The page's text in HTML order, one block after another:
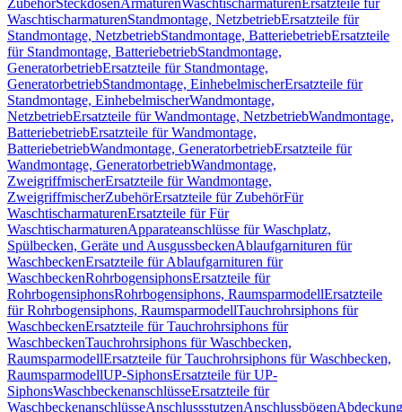
ZubehörSteckdosenArmaturenWaschtischarmaturen Ersatzteile für
WaschtischarmaturenStandmontage, NetzbetriebErsatzteile für
Standmontage, NetzbetriebStandmontage, BatteriebetriebErsatzteile
für Standmontage, BatteriebetriebStandmontage,
GeneratorbetriebErsatzteile für Standmontage,
GeneratorbetriebStandmontage, EinhebelmischerErsatzteile für
Standmontage, EinhebelmischerWandmontage,
NetzbetriebErsatzteile für Wandmontage, NetzbetriebWandmontage,
BatteriebetriebErsatzteile für Wandmontage,
BatteriebetriebWandmontage, GeneratorbetriebErsatzteile für
Wandmontage, GeneratorbetriebWandmontage,
ZweigriffmischerErsatzteile für Wandmontage,
ZweigriffmischerZubehörErsatzteile für ZubehörFür
WaschtischarmaturenErsatzteile für Für
WaschtischarmaturenApparateanschlüsse für Waschplatz,
Spülbecken, Geräte und AusgussbeckenAblaufgarnituren für
WaschbeckenErsatzteile für Ablaufgarnituren für
WaschbeckenRohrbogensiphonsErsatzteile für
RohrbogensiphonsRohrbogensiphons, RaumsparmodellErsatzteile
für Rohrbogensiphons, RaumsparmodellTauchrohrsiphons für
WaschbeckenErsatzteile für Tauchrohrsiphons für
WaschbeckenTauchrohrsiphons für Waschbecken,
RaumsparmodellErsatzteile für Tauchrohrsiphons für Waschbecken,
RaumsparmodellUP-SiphonsErsatzteile für UP-
SiphonsWaschbeckenanschlüsseErsatzteile für
WaschbeckenanschlüsseAnschlussstutzenAnschlussbögen